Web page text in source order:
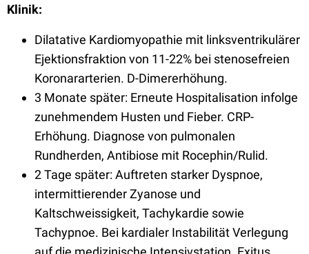
Klinik:
Dilatative Kardiomyopathie mit linksventrikulärer
Ejektionsfraktion von 11-22% bei stenosefreien
Koronararterien. D-Dimererhöhung.
3 Monate später: Erneute Hospitalisation infolge
zunehmendem Husten und Fieber. CRP-
Erhöhung. Diagnose von pulmonalen
Rundherden, Antibiose mit Rocephin/Rulid.
2 Tage später: Auftreten starker Dyspnoe,
intermittierender Zyanose und
Kaltschweissigkeit, Tachykardie sowie
Tachypnoe. Bei kardialer Instabilität Verlegung